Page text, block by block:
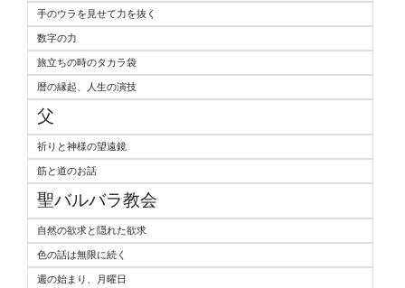
手のウラを見せて力を抜く
数字の力
旅立ちの時のタカラ袋
暦の縁起、人生の演技
父
祈りと神様の望遠鏡
筋と道のお話
聖バルバラ教会
自然の欲求と隠れた欲求
色の話は無限に続く
週の始まり、月曜日